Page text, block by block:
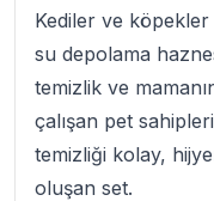
Kediler ve
su depolama
temizlik ve
çalışan pet
temizliği kolay,
oluşan set.